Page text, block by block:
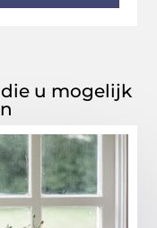
die u mogelijk